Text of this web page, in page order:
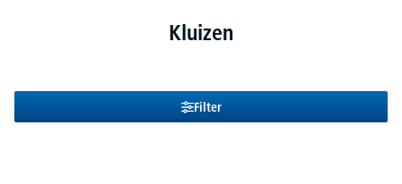
Kluizen
Filter